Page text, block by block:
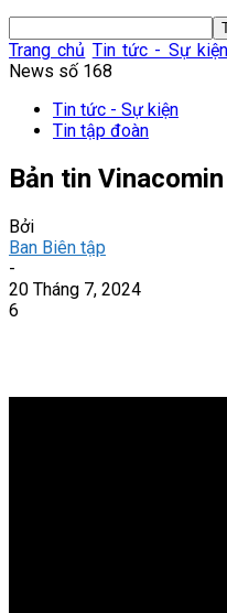
Trang chủ Tin tức - Sự kiện
News số 168
Tin tức - Sự kiện
Tin tập đoàn
Bản tin
Bởi
Ban Biên tập
-
20 Tháng 7, 2024
6